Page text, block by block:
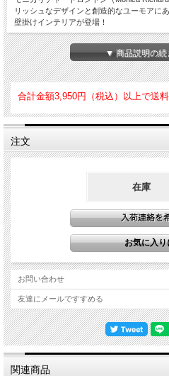
リッシュなデザインと創造的なユーモアに
壁掛けインテリアが登場！
ドッグ、シープ、フォックス、サイ、ワニ
の生活スペースにぴったりなサイズで楽し
インで、グレイのフェースとダークグレイ
も個性的なキャラクターが魅力で、部屋の
す。ユニークな表情の顔は一つ一つ手作業
サイズは約30×26×18cmで、フェルト（ウ
す。大切な方へのプレゼントや誕生日祝い
イギリスのモニカリチャードロンドン（
関連キーワード 壁掛け 壁飾り イギ
ア インテリア雑貨 ユニオンジャッ
ンド 人気 動物 家具 玄関 英国 ロン
ル オブジェ おしゃれ かわいい 可愛
お誕生日 バレンタイン ホワイトデ
ト ギフト
▼ 商品説明の
合計金額3,950円（税込）以上で送
注文
在庫
お問い合わせ
友達にメールですすめる
関連商品